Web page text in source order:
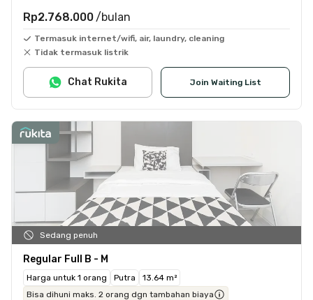
Rp2.768.000 /bulan
Termasuk internet/wifi, air, laundry, cleaning
Tidak termasuk listrik
Join Waiting List
Chat Rukita
Sedang penuh
Regular Full B - M
Harga untuk 1 orang Putra
13.64 m²
Bisa dihuni maks. 2 orang dgn tambahan biaya